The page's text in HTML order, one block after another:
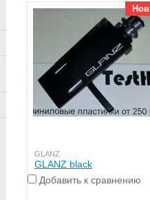
GLANZ
GLANZ black
Добавить к сравнению